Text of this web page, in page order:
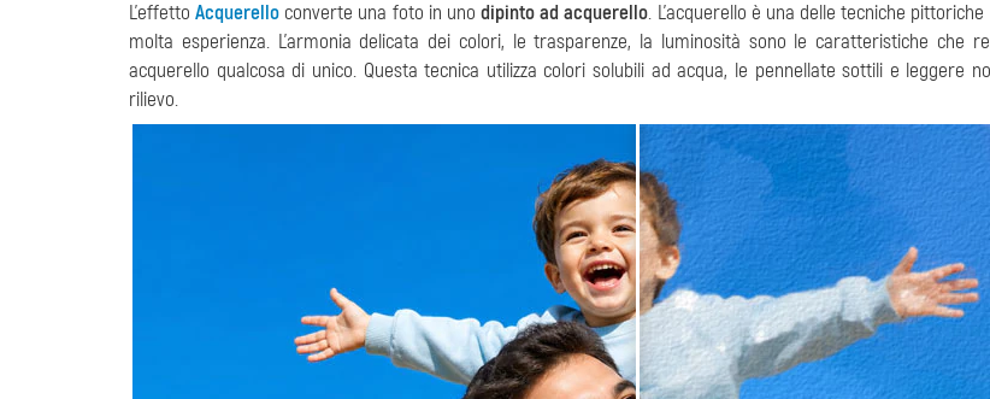
L'effettoAcquerello converte una foto in unodipinto ad acquerello. L’acquerello è una delle tecniche
molta esperienza. L’armonia delicata dei colori, le trasparenze, la luminosità sono le caratteristiche che
acquerello qualcosa di unico. Questa tecnica utilizza colori solubili ad acqua, le pennellate sottili e leggere
rilievo.